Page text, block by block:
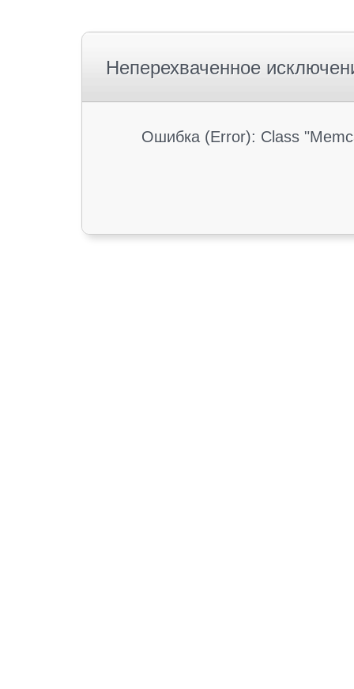
Неперехваченное
Ошибка (Error): Class